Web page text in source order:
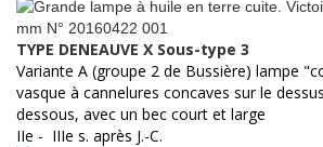
TYPE DENEAUVE X Sous-type 3
Variante A (groupe 2 de Bussière) lampe
vasque à cannelures concaves sur le
dessous, avec un bec court et large
IIe - IIIe s. après J.-C.